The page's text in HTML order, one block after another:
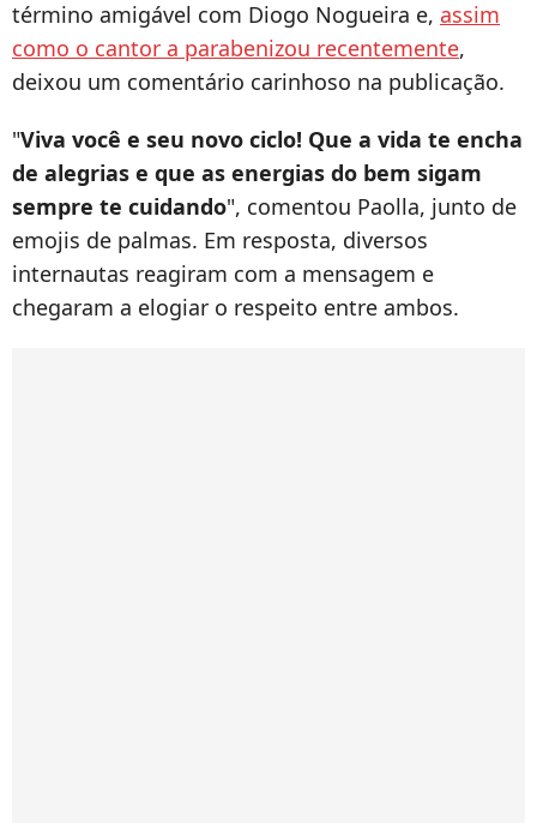
término amigável com Diogo Nogueira e, assim
como o cantor a parabenizou recentemente,
deixou um comentário carinhoso na publicação.
"Viva você e seu novo ciclo! Que a vida te encha
de alegrias e que as energias do bem sigam
sempre te cuidando", comentou Paolla, junto de
emojis de palmas. Em resposta, diversos
internautas reagiram com a mensagem e
chegaram a elogiar o respeito entre ambos.